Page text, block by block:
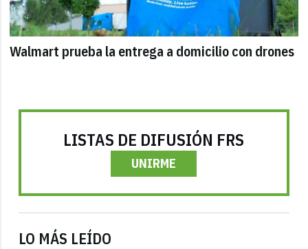
Walmart prueba la entrega a domicilio con drones
LISTAS DE DIFUSIÓN FRS
UNIRME
LO MÁS LEÍDO